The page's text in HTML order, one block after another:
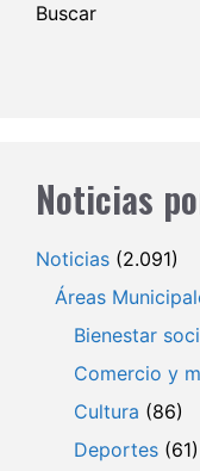
Buscar
Noticias
Noticias (2.091)
Áreas
Bienestar
Comercio y
Cultura (86)
Deportes (61)